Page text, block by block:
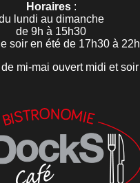
Horaires:
lundi au dimanche
de 9h à 15h30
soir en été de 17h30 à 22h
mi-mai ouvert midi et soir